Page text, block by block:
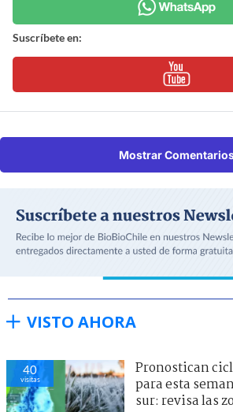
Suscríbete en:
Mostrar
VISTO AHORA
40
visitas
Pronostican
para esta
sur: revisa las